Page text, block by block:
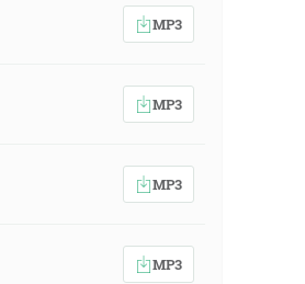
MP3
MP3
MP3
MP3